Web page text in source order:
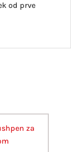
od prve